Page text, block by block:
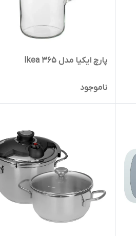
پارچ ایکیا مدل Ikea 365
ناموجود